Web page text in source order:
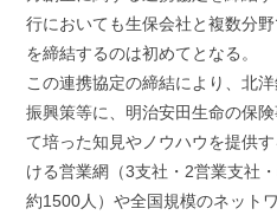
行においても生保会社と複数分
を締結するのは初めてとなる。
この連携協定の締結により、北
振興策等に、明治安田生命の保
て培った知見やノウハウを提供
ける営業網（3支社・2営業支社
約1500人）や全国規模のネット